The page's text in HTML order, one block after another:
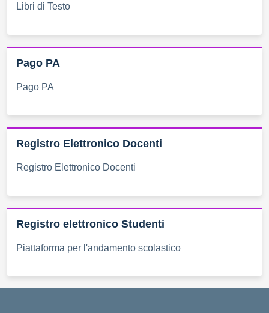
Libri di Testo
Pago PA
Pago PA
Registro Elettronico Docenti
Registro Elettronico Docenti
Registro elettronico Studenti
Piattaforma per l'andamento scolastico